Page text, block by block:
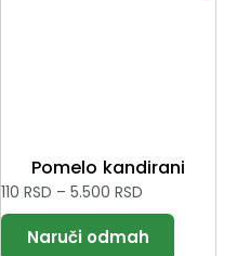
Pomelo kandirani
110 RSD – 5.500 RSD